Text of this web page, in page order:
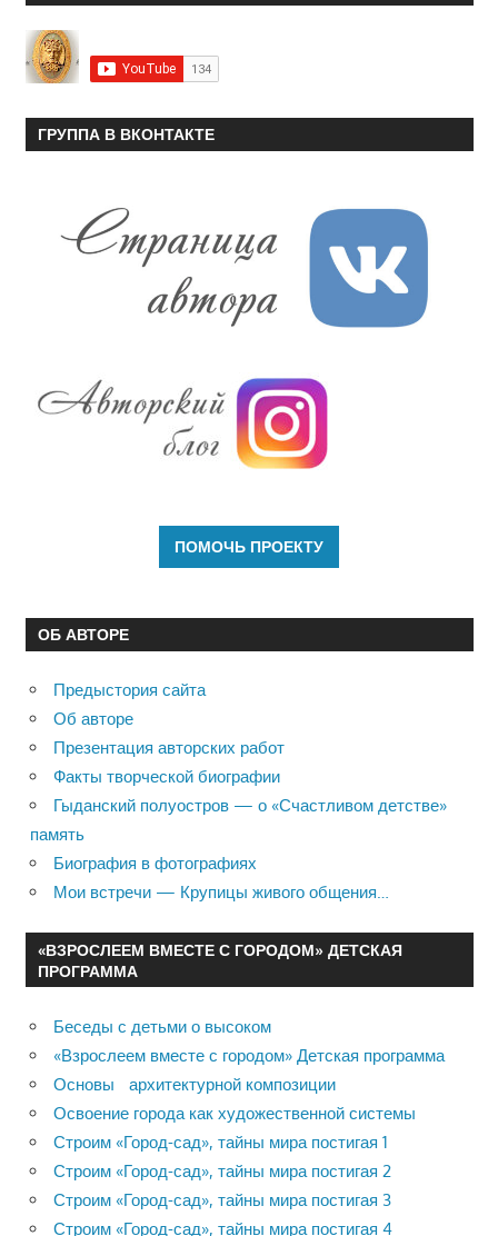
ГРУППА В ВКОНТАКТЕ
ОБ АВТОРЕ
Предыстория сайта
Об авторе
Презентация авторских работ
Факты творческой биографии
Гыданский полуостров — о «Счастливом детстве»
память
Биография в фотографиях
Мои встречи — Крупицы живого общения…
«ВЗРОСЛЕЕМ ВМЕСТЕ С ГОРОДОМ» ДЕТСКАЯ
ПРОГРАММА
Беседы с детьми о высоком
«Взрослеем вместе с городом» Детская программа
Основы архитектурной композиции
Освоение города как художественной системы
Строим «Город-сад», тайны мира постигая 1
Строим «Город-сад», тайны мира постигая 2
Строим «Город-сад», тайны мира постигая 3
Строим «Город-сад», тайны мира постигая 4